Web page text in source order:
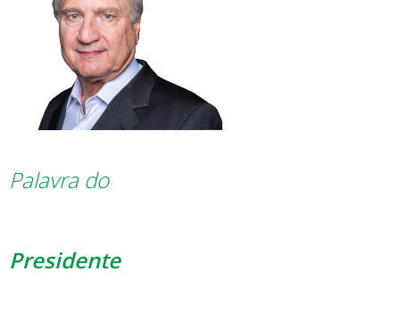
Palavra do
Presidente